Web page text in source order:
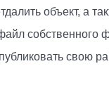
объект, а
собственного
свою